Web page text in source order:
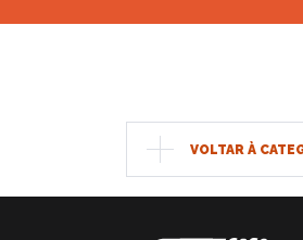
VOLTAR À